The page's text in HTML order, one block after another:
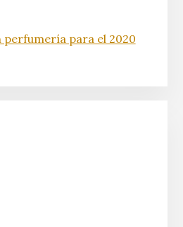
perfumería para el 2020